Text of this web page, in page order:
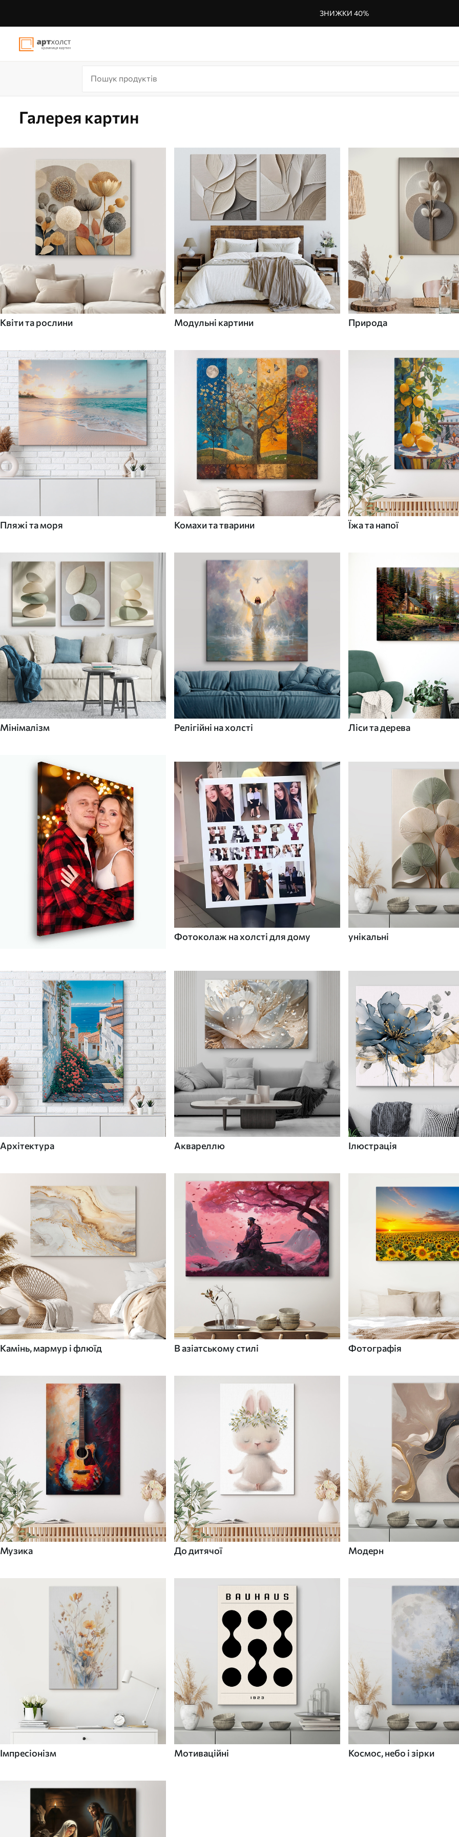
ЗНИЖКИ 40%
Галерея картин
Квіти та рослини Модульні картини Природа
Пляжі та моря Комахи та тварини Їжа та напої
Мінімалізм Релігійні на холсті Ліси та дерева
Фотоколаж на холсті для дому унікальні
Архітектура Аквареллю Ілюстрація
Камінь, мармур і флюїд В азіатському стилі Фотографія
Музика До дитячої Модерн
Імпресіонізм Мотиваційні Космос, небо і зірки